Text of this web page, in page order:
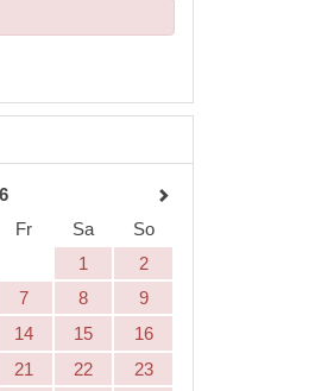
Fr Sa
So
1
2
7 8
9
14 15
16
21 22
23